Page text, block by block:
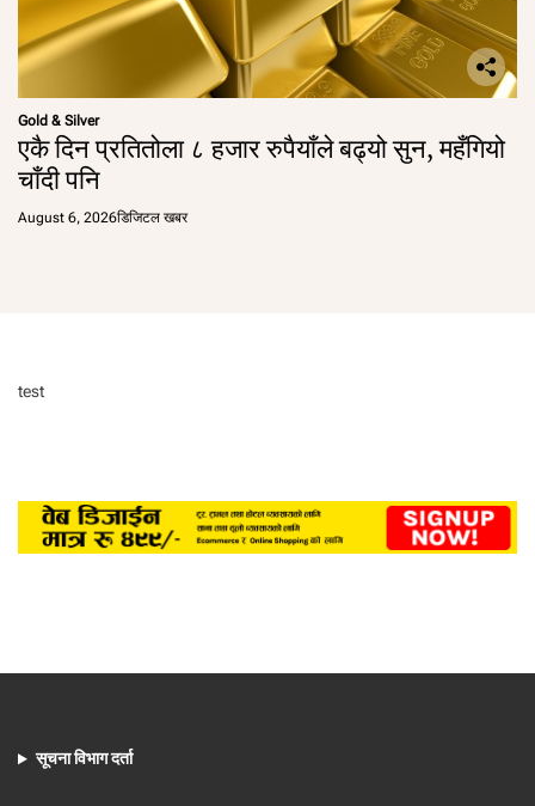
Gold & Silver
एकै दिन प्रतितोला ८ हजार रुपैयाँले बढ्यो सुन, महँगियो
चाँदी पनि
August 6, 2026डिजिटल खबर
test
सूचना विभाग दर्ता